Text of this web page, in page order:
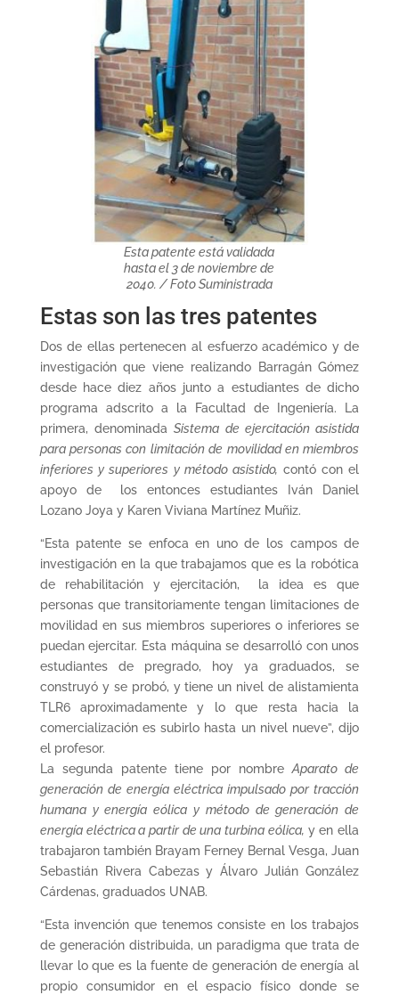
Esta patente está validada
hasta el 3 de noviembre de
2040. / Foto Suministrada
Estas son las tres patentes
Dos de ellas pertenecen al esfuerzo académico y de
investigación que viene realizando Barragán Gómez
desde hace diez años junto a estudiantes de dicho
programa adscrito a la Facultad de Ingeniería. La
primera, denominadaSistema de ejercitación asistida
para personas con limitación de movilidad en miembros
inferiores y superiores y método asistido, contó con el
apoyo de
los entonces estudiantes Iván Daniel
Lozano Joya y Karen Viviana Martínez Muñiz.
“Esta patente se enfoca en uno de los campos de
investigación en la que trabajamos que es la robótica
de rehabilitación y ejercitación, la idea es que
personas que transitoriamente tengan limitaciones de
movilidad en sus miembros superiores o inferiores se
puedan ejercitar. Esta máquina se desarrolló con unos
estudiantes de pregrado, hoy ya graduados, se
construyó y se probó, y tiene un nivel de alistamienta
TLR6 aproximadamente y lo que resta hacia la
comercialización es subirlo hasta un nivel nueve”, dijo
el profesor.
La segunda patente tiene por nombreAparato de
generación de energía eléctrica impulsado por tracción
humana y energía eólica y método de generación de
energía eléctrica a partir de una turbina eólica, y en ella
trabajaron también Brayam Ferney Bernal Vesga, Juan
Sebastián Rivera Cabezas y Álvaro Julián González
Cárdenas, graduados UNAB.
“Esta invención que tenemos consiste en los trabajos
de generación distribuida, un paradigma que trata de
llevar lo que es la fuente de generación de energía al
propio consumidor en el espacio físico donde se